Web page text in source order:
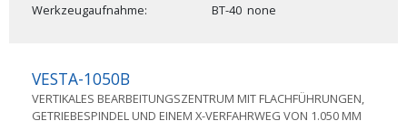
Werkzeugaufnahme
BT-40 none
VESTA-1050B
VERTIKALES BEARBEITUNGSZENTRUM MIT FLACHFÜHRUNGEN,
GETRIEBESPINDEL UND EINEM X-VERFAHRWEG VON 1.050 MM